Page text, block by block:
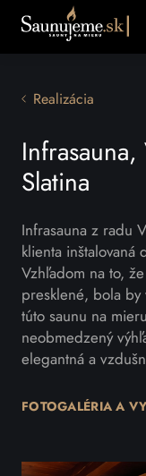
Realizácia
Slatina
Infrasauna z radu
klienta inštalovaná
Vzhľadom na to,
presklené, bola by
túto saunu na
neobmedzený
elegantná a
FOTOGALÉRIA A